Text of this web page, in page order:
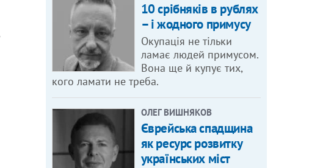
10 срібняків в рублях
– і жодного примусу
Окупація не тільки
ламає людей примусом.
Вона ще й купує тих,
кого ламати не треба.
ОЛЕГ ВИШНЯКОВ
Єврейська спадщина
як ресурс розвитку
українських міст